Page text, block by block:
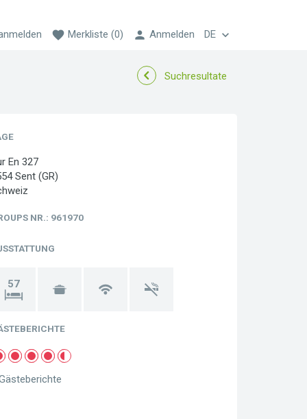
DE keyboard_arrow_down
person Anmelden
favorite Merkliste (0)
Suchresultate
En 327
Sent (GR)
NR.: 961970
57